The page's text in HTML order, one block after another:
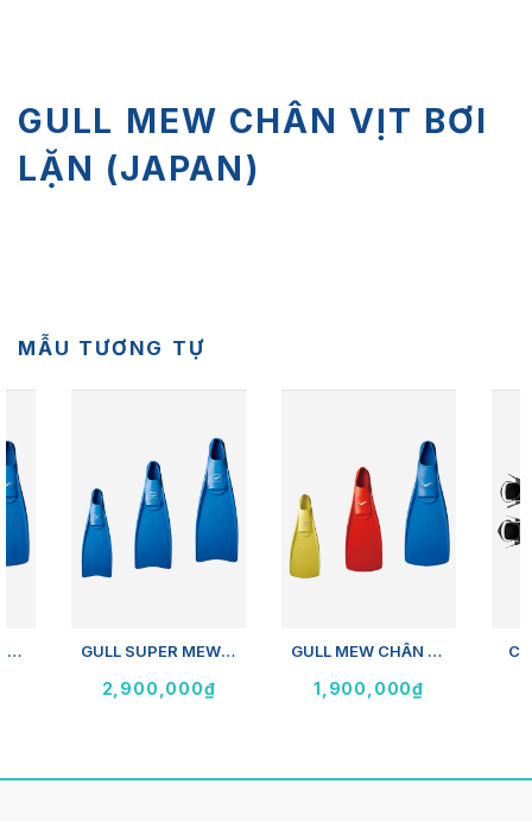
GULL MEW CHÂN VỊT BƠI
LẶN (JAPAN)
MẪU TƯƠNG TỰ
GULL MEW CHÂN VỊT BƠI LẶN (JAPAN) GULL SUPER MEW CHÂN VỊT BƠI LẶN (JAPAN)
2,900,000₫
GULL MEW CHÂN VỊT BƠI LẶN (JAPAN)
1,900,000₫